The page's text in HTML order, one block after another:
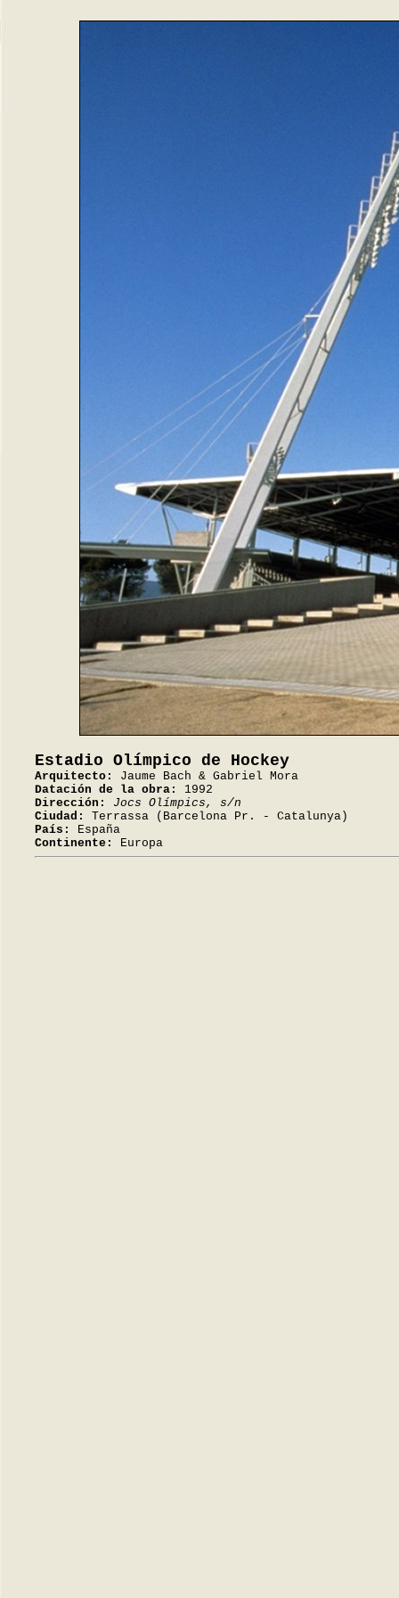
Estadio Olímpico de Hockey
Arquitecto:
Jaume Bach & Gabriel Mora
Datación de la obra:
1992
Dirección:
Jocs Olímpics, s/n
Ciudad:
Terrassa (Barcelona Pr. - Catalunya)
País:
España
Continente:
Europa